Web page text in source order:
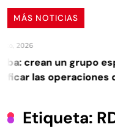
MÁS NOTICIAS
2026
crean un grupo
las operaciones de
Etiqueta: